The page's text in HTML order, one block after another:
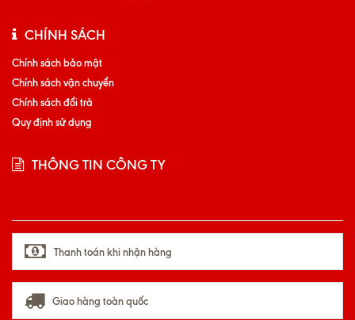
CHÍNH SÁCH
Chính sách bảo mật
Chính sách vận chuyển
Chính sách đổi trả
Quy định sử dụng
THÔNG TIN CÔNG TY
Thanh toán khi nhận hàng
Giao hàng toàn quốc